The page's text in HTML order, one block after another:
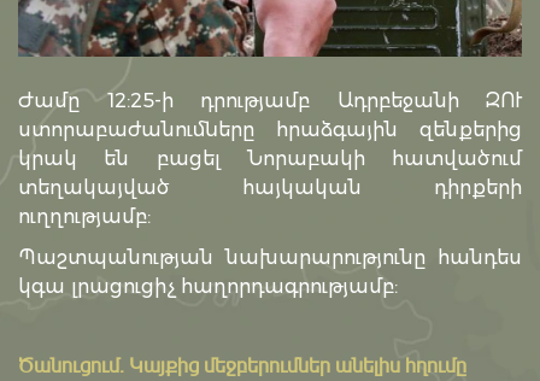
Ժամը 12:25-ի դրությամբ Ադրբեջանի ԶՈՒ
ստորաբաժանումները հրաձգային զենքերից
կրակ են բացել Նորաբակի հատվածում
տեղակայված հայկական դիրքերի
ուղղությամբ:
Պաշտպանության նախարարությունը հանդես
կգա լրացուցիչ հաղորդագրությամբ:
Ծանուցում․ Կայքից մեջբերումներ անելիս հղումը